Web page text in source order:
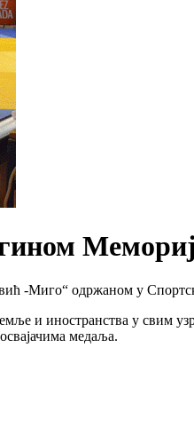
-Миго“ одржаном у
и иностранства у свим
медаља.